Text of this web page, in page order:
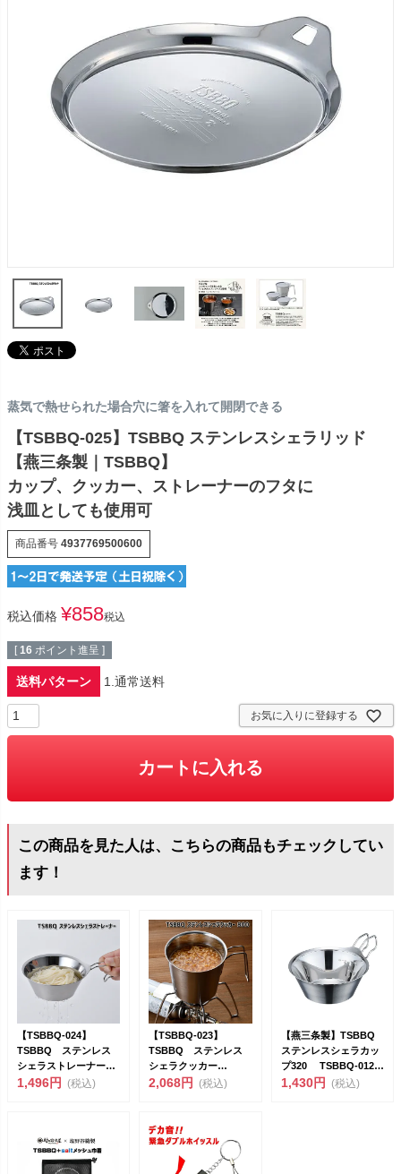
蒸気で熱せられた場合穴に箸を入れて開閉できる
【TSBBQ-025】TSBBQ ステンレスシェラリッド
【燕三条製｜TSBBQ】
カップ、クッカー、ストレーナーのフタに
浅皿としても使用可
商品番号 4937769500600
税込価格 ¥858税込
[ 16 ポイント進呈 ]
送料パターン 1.通常送料
お気に入りに登録する
カートに入れる
この商品を見た人は、こちらの商品もチェックしてい
ます！
【TSBBQ-024】
TSBBQ ステンレス
シェラストレーナー
【燕三条製｜TSBBQ...
1,496円 (税込)
【TSBBQ-023】
TSBBQ ステンレス
シェラクッカー
800【燕三条製｜TSB...
2,068円 (税込)
【燕三条製】TSBBQ
ステンレスシェラカッ
プ320 TSBBQ-012
フチ巻...
1,430円 (税込)